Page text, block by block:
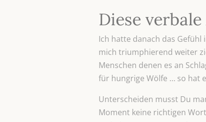
Diese
Ich hatte danach das Gefühl
mich triumphierend weiter
Menschen denen es an
für hungrige Wölfe … so hat
Unterscheiden musst Du
Moment keine richtigen